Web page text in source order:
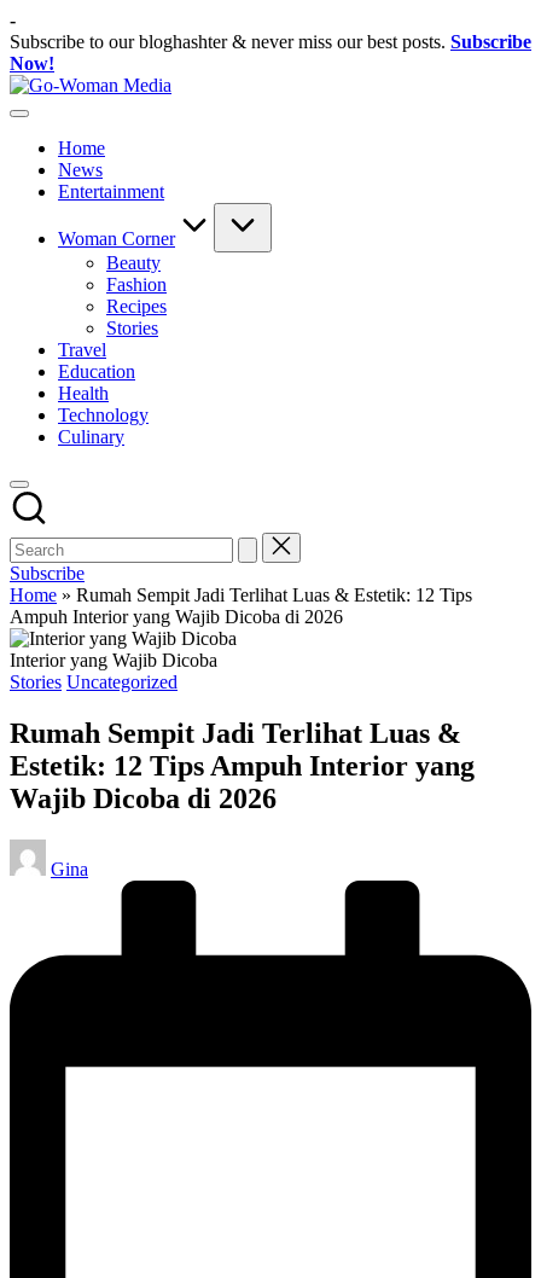
Skip
to
content
-
Subscribe to our bloghashter & never miss our best posts. Subscribe
Now!
Portal
Untuk
Wanita
Indonesia
Home
News
Entertainment
Woman Corner
Beauty
Fashion
Recipes
Stories
Travel
Education
Health
Technology
Culinary
Subscribe
Home » Rumah Sempit Jadi Terlihat Luas & Estetik: 12 Tips
Ampuh Interior yang Wajib Dicoba di 2026
Interior yang Wajib Dicoba
Posted
Stories Uncategorized
Rumah Sempit Jadi Terlihat Luas &
Estetik: 12 Tips Ampuh Interior yang
Wajib Dicoba di 2026
Posted
by
Gina